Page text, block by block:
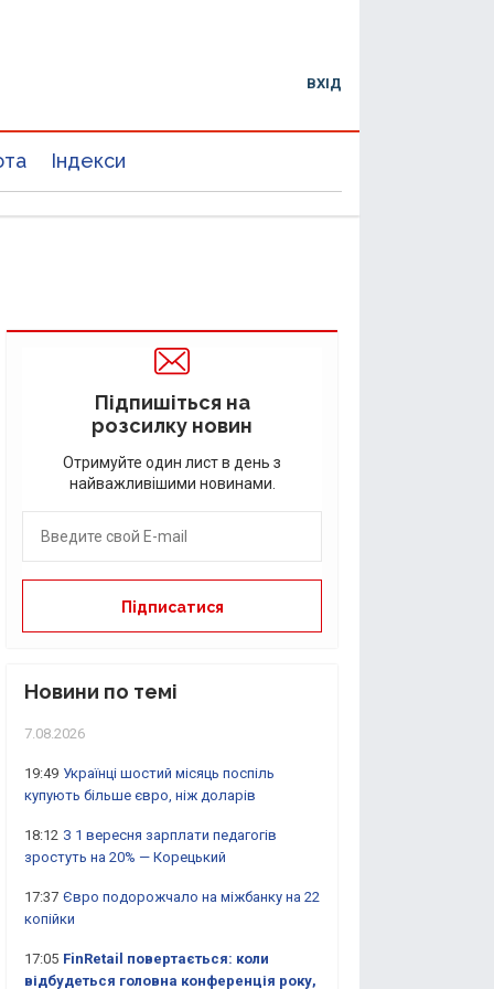
ВХІД
Індекси
Підпишіться на
розсилку новин
Отримуйте один лист в день з
найважливішими новинами.
Новини по темі
7.08.2026
19:49 Українці шостий місяць поспіль
купують більше євро, ніж доларів
18:12 З 1 вересня зарплати педагогів
зростуть на 20% — Корецький
17:37 Євро подорожчало на міжбанку на 22
копійки
17:05 FinRetail повертається: коли
відбудеться головна конференція року,